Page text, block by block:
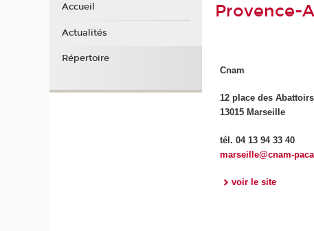
Provence-
Cnam
12 place des Abattoirs
13015 Marseille
tél. 04 13 94 33 40
marseille@cnam-
voir le site
Accueil
Actualités
Répertoire